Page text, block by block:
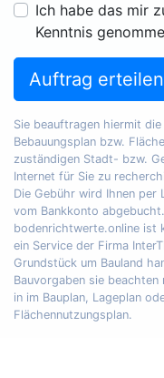
Ich habe das mir
Kenntnis
Auftrag erteilen
Sie beauftragen hiermit
Bebauungsplan bzw.
zuständigen Stadt- bzw.
Internet für Sie zu
Die Gebühr wird Ihnen
vom Bankkonto abgebucht.
bodenrichtwerte.online ist
ein Service der Firma
Grundstück um Bauland
Bauvorgaben sie
in im Bauplan, Lageplan
Flächennutzungsplan.